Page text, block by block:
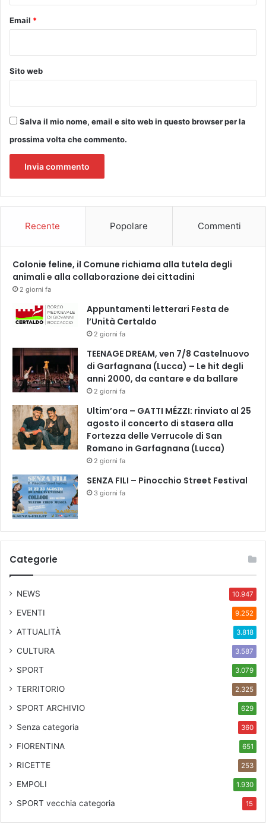
s
e
h
e
t
c
u
o
e
l
l
a
r
e
d
i
o
Email *
Sito web
Salva il mio nome, email e sito web in questo browser per la
prossima volta che commento.
Recente Popolare Commenti
Colonie feline, il Comune richiama alla tutela degli
animali e alla collaborazione dei cittadini
2 giorni fa
Appuntamenti letterari Festa de
l’Unità Certaldo
2 giorni fa
TEENAGE DREAM, ven 7/8 Castelnuovo
di Garfagnana (Lucca) – Le hit degli
anni 2000, da cantare e da ballare
2 giorni fa
Ultim’ora – GATTI MÉZZI: rinviato al 25
agosto il concerto di stasera alla
Fortezza delle Verrucole di San
Romano in Garfagnana (Lucca)
2 giorni fa
SENZA FILI – Pinocchio Street Festival
3 giorni fa
Categorie
NEWS 10.947
EVENTI 9.252
ATTUALITÀ 3.818
CULTURA 3.587
SPORT 3.079
TERRITORIO 2.325
SPORT ARCHIVIO 629
Senza categoria 360
FIORENTINA 651
RICETTE 253
EMPOLI 1.930
SPORT vecchia categoria 15